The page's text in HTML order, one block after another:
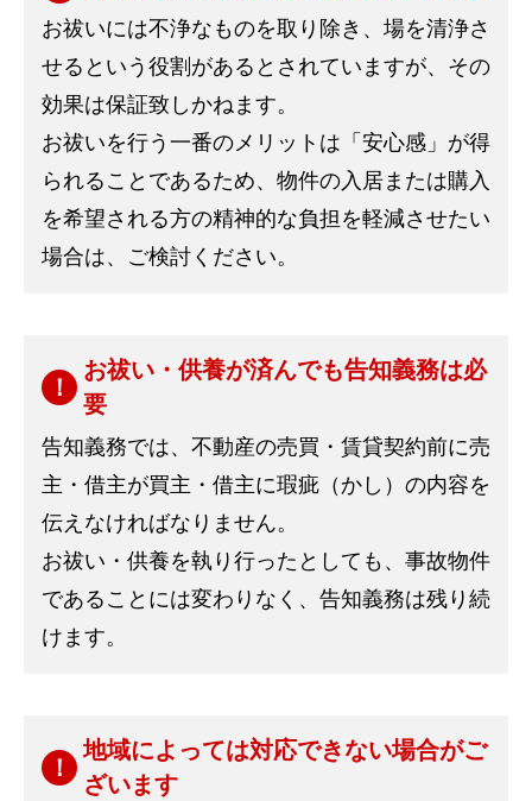
お祓いには不浄なものを取り除き、場を清浄さ
せるという役割があるとされていますが、その
効果は保証致しかねます。
お祓いを行う一番のメリットは「安心感」が得
られることであるため、物件の入居または購入
を希望される方の精神的な負担を軽減させたい
場合は、ご検討ください。
お祓い・供養が済んでも告知義務は必
要
告知義務では、不動産の売買・賃貸契約前に売
主・借主が買主・借主に瑕疵（かし）の内容を
伝えなければなりません。
お祓い・供養を執り行ったとしても、事故物件
であることには変わりなく、告知義務は残り続
けます。
地域によっては対応できない場合がご
ざいます